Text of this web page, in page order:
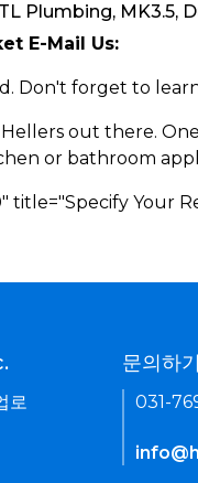
Plumbing, MK3.5,
E-Mail Us:
Don't forget to
out there.
or bathroom
title="Specify Your
로
문의하기
031-